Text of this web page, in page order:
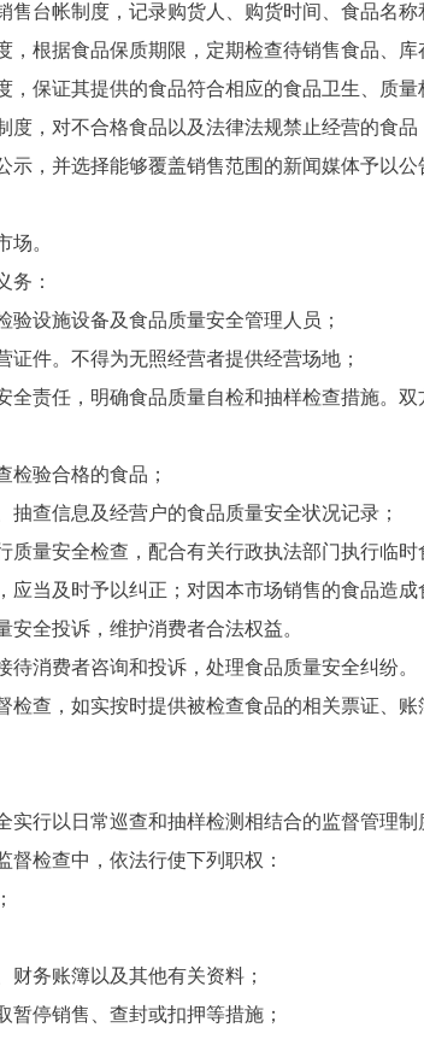
帐制度，记录购货人、购货时间、食品名称
据食品保质期限，定期检查待销售食品、库
证其提供的食品符合相应的食品卫生、质量
对不合格食品以及法律法规禁止经营的食品
，并选择能够覆盖销售范围的新闻媒体予以
。
：
设施设备及食品质量安全管理人员；
件。不得为无照经营者提供经营场地；
任，明确食品质量自检和抽样检查措施。双
验合格的食品；
查信息及经营户的食品质量安全状况记录；
安全检查，配合有关行政执法部门执行临时
及时予以纠正；对因本市场销售的食品造成
全投诉，维护消费者合法权益。
消费者咨询和投诉，处理食品质量安全纠纷。
，如实按时提供被检查食品的相关票证、账
以日常巡查和抽样检测相结合的监督管理制
检查中，依法行使下列职权：
务账簿以及其他有关资料；
停销售、查封或扣押等措施；